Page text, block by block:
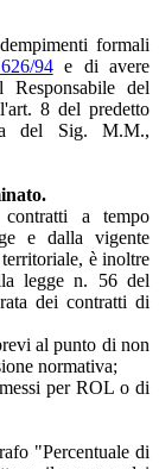
formali
94e di avere
del
8 del predetto
del Sig. M.M.,
a tempo
e dalla vigente
è inoltre
legge n. 56 del
dei contratti di
al punto di non
normativa;
per ROL o di
"Percentuale di